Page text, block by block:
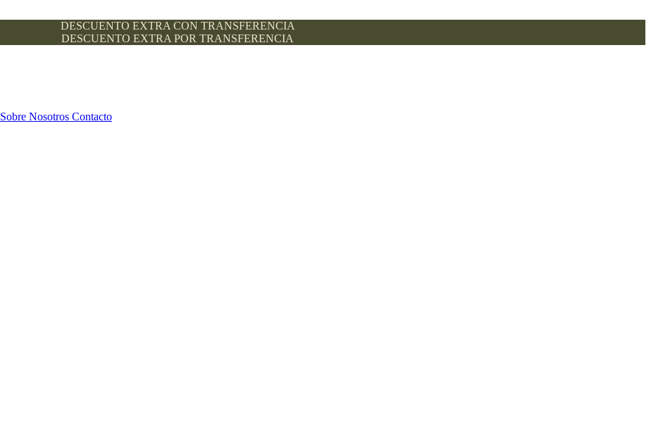
DESCUENTO EXTRA CON TRANSFERENCIA
DESCUENTO EXTRA POR TRANSFERENCIA
Sobre Nosotros Contacto